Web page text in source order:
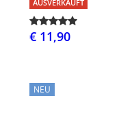
AUSVERKAUFT
€ 11,90
NEU